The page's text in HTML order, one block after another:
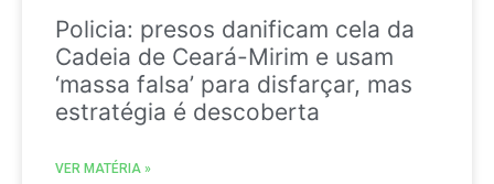
Policia: presos danificam cela da
Cadeia de Ceará-Mirim e usam
‘massa falsa’ para disfarçar, mas
estratégia é descoberta
VER MATÉRIA »